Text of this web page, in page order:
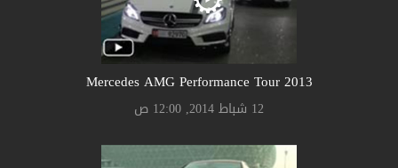
Mercedes AMG Performance Tour 2013
12 شباط 2014, 12:00 ص